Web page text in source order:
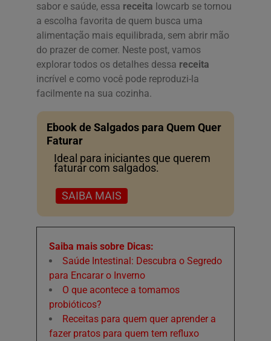
sabor e saúde, essa receita lowcarb se tornou
a escolha favorita de quem busca uma
alimentação mais equilibrada, sem abrir mão
do prazer de comer. Neste post, vamos
explorar todos os detalhes dessa receita
incrível e como você pode reproduzi-la
facilmente na sua cozinha.
Ebook de Salgados para Quem Quer
Faturar
Ideal para iniciantes que querem
faturar com salgados.
SAIBA MAIS
Saiba mais sobre Dicas:
Saúde Intestinal: Descubra o Segredo
para Encarar o Inverno
O que acontece a tomamos
probióticos?
Receitas para quem quer aprender a
fazer pratos para quem tem refluxo